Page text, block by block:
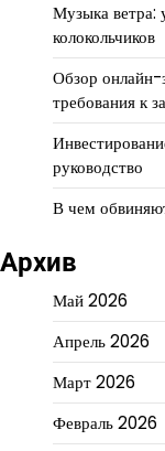
Музыка ветра:
колокольчиков
Обзор онлайн-
требования к
руководство
В чем
Архив
Май 2026
Апрель 2026
Март 2026
Февраль 2026